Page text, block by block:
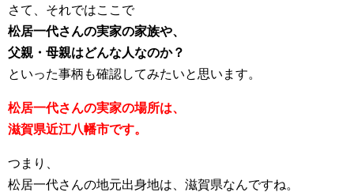
さて、それではここで
松居一代さんの実家の家族や、
父親・母親はどんな人なのか？
といった事柄も確認してみたいと思います。
松居一代さんの実家の場所は、
滋賀県近江八幡市です。
つまり、
松居一代さんの地元出身地は、滋賀県なんですね。